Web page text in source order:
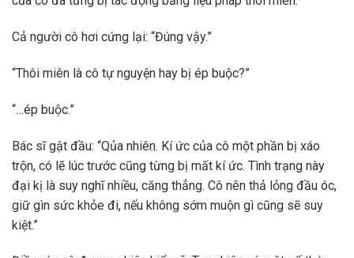
Cả người cô hơi cứng lại: “Đúng vậy.”
“Thôi miên là cô tự nguyện hay bị ép buộc?”
“…ép buộc.”
Bác sĩ gật đầu: “Qủa nhiên. Kí ức của cô một phần bị xáo
trộn, có lẽ lúc trước cũng từng bị mất kí ức. Tình trạng này
đại kị là suy nghĩ nhiều, căng thẳng. Cô nên thả lỏng đầu óc,
giữ gìn sức khỏe đi, nếu không sớm muộn gì cũng sẽ suy
kiệt.”